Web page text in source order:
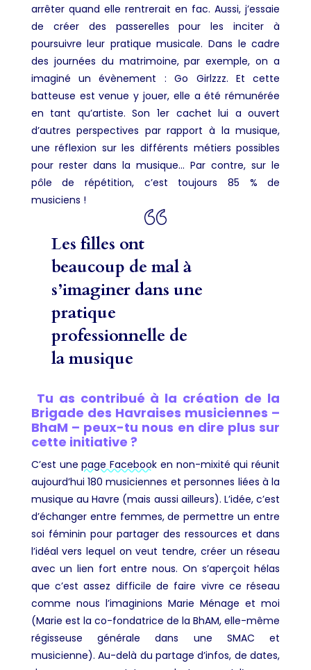
arrêter quand elle rentrerait en fac. Aussi, j’essaie
de créer des passerelles pour les inciter à
poursuivre leur pratique musicale. Dans le cadre
des journées du matrimoine, par exemple, on a
imaginé un évènement : Go Girlzzz. Et cette
batteuse est venue y jouer, elle a été rémunérée
en tant qu’artiste. Son 1er cachet lui a ouvert
d’autres perspectives par rapport à la musique,
une réflexion sur les différents métiers possibles
pour rester dans la musique… Par contre, sur le
pôle de répétition, c’est toujours 85 % de
musiciens !
Les filles ont
beaucoup de mal à
s’imaginer dans une
pratique
professionnelle de
la musique
Tu as contribué à la création de la
Brigade des Havraises musiciennes –
BhaM – peux-tu nous en dire plus sur
cette initiative ?
C’est unepage Facebook en non-mixité qui réunit
aujourd’hui 180 musiciennes et personnes liées à la
musique au Havre (mais aussi ailleurs). L’idée, c’est
d’échanger entre femmes, de permettre un entre
soi féminin pour partager des ressources et dans
l’idéal vers lequel on veut tendre, créer un réseau
avec un lien fort entre nous. On s’aperçoit hélas
que c’est assez difficile de faire vivre ce réseau
comme nous l’imaginions Marie Ménage et moi
(Marie est la co-fondatrice de la BhAM, elle-même
régisseuse générale dans une SMAC et
musicienne). Au-delà du partage d’infos, de dates,